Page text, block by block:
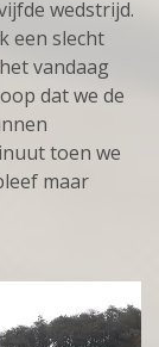
wedstrijd.
een slecht
vandaag
dat we de
toen we
maar